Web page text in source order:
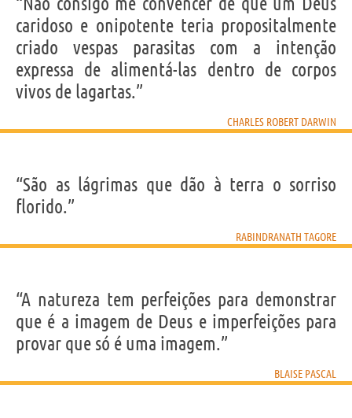
caridoso e onipotente teria propositalmente
criado vespas parasitas com a intenção
expressa de alimentá-las dentro de corpos
vivos de lagartas.”
CHARLES ROBERT DARWIN
“São as lágrimas que dão à terra o sorriso
florido.”
RABINDRANATH TAGORE
“A natureza tem perfeições para demonstrar
que é a imagem de Deus e imperfeições para
provar que só é uma imagem.”
BLAISE PASCAL